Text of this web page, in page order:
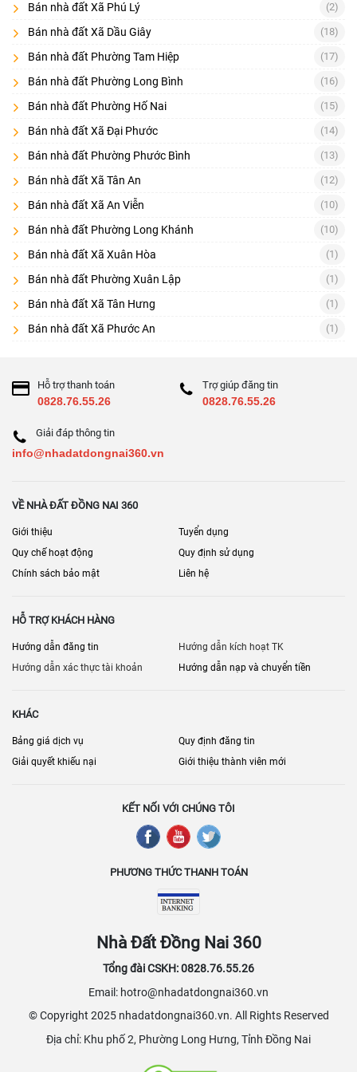
dài
Pháp lý : sổ hồng riêng/chung, thổ cư bao nhiêu m², có quy
hoạch/lộ giới không
Hiện trạng : đường trước nhà/đất, hẻm xe hơi hay xe máy, tình
trạng nhà (mới/cũ), nội thất
Ảnh thật: ảnh mặt tiền, đường vào, giấy tờ (che thông tin nhạy
Nếu tin quá “chung chung” (không vị trí, không diện tích, không
pháp lý), bạn nên ưu tiên tin khác để tiết kiệm công sức.
4) Checklist pháp lý & thực địa trước khi đặt cọc (8 điểm)
Đây là phần nên đặt nổi bật cuối mô tả danh mục vì tăng chuyển
đổi và giảm rủi ro:
Xác minh chủ sở hữu(đúng tên trên sổ, tình trạng hôn nhân, đồng
Đối chiếu diện tích – ranh mốc – lối đi
Tình trạng tranh chấp/đặt cọc/đang thế chấp(nếu có)
Phần thổ cưvà khả năng chuyển mục đích (nếu cần)
Nhà xây có giấy phép/hoàn công không
hoạch mở rộng
Hợp đồng cọc
: mốc thời gian, điều kiện hoàn cọc, phạt cọc, hồ sơ
công chứng
5) Gợi ý khu vực tìm kiếm hiệu quả tại Đồng Nai
Khu trung tâm/nhu cầu ở cao:
Khu hạ tầng – đầu tư – kết nối:
Long Thành, Nhơn Trạch, Trảng
Bom
Mỹ, Xuân Lộc, Định Quán, Tân Phú…
Bạn cần bán nhanh hoặc đăng tin chính chủ? Hãy
nhà đất Đồng Nai
với đầy đủ ảnh thật, diện tích, pháp lý và vị trí để
Bán nhà đất Xã Phú Lý (2)
Bán nhà đất Xã Dầu Giây (18)
Bán nhà đất Phường Tam Hiệp (17)
Bán nhà đất Phường Long Bình (16)
Bán nhà đất Phường Hố Nai (15)
Bán nhà đất Xã Đại Phước (14)
Bán nhà đất Phường Phước Bình (13)
Bán nhà đất Xã Tân An (12)
Bán nhà đất Xã An Viễn (10)
Bán nhà đất Phường Long Khánh (10)
Bán nhà đất Xã Xuân Hòa (1)
Bán nhà đất Phường Xuân Lập (1)
Bán nhà đất Xã Tân Hưng (1)
Bán nhà đất Xã Phước An (1)
Hỗ trợ thanh toán
0828.76.55.26
Trợ giúp đăng tin
0828.76.55.26
Giải đáp thông tin
info@nhadatdongnai360.vn
VỀ NHÀ ĐẤT ĐỒNG NAI 360
Giới thiệu
Tuyển dụng
Quy chế hoạt động
Quy định sử dụng
Chính sách bảo mật
Liên hệ
HỖ TRỢ KHÁCH HÀNG
Hướng dẫn đăng tin
Hướng dẫn kích hoạt TK
Hướng dẫn xác thực tài khoản
Hướng dẫn nạp và chuyển tiền
KHÁC
Bảng giá dịch vụ
Quy định đăng tin
Giải quyết khiếu nại
Giới thiệu thành viên mới
KẾT NỐI VỚI CHÚNG TÔI
PHƯƠNG THỨC THANH TOÁN
Nhà Đất Đồng Nai 360
Tổng đài CSKH: 0828.76.55.26
Email: hotro@nhadatdongnai360.vn
© Copyright 2025 nhadatdongnai360.vn. All Rights Reserved
Địa chỉ: Khu phố 2, Phường Long Hưng, Tỉnh Đồng Nai